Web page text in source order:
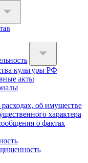
культуры РФ
акты
об имуществе
характера
о фактах